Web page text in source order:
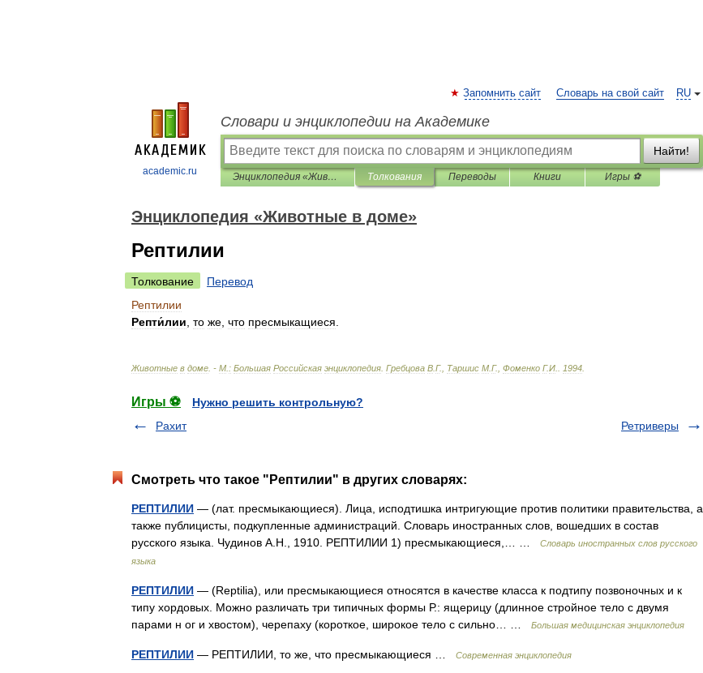
academic.ru
RU
Запомнить сайт Словарь на свой сайт
Словари и энциклопедии на Академике
Найти!
Энциклопедия «Животные в доме» Толкования Переводы Книги Игры ⚽
Энциклопедия «Животные в доме»
Рептилии
Толкование
Перевод
Рептилии
Репти́лии то же что пресмыкащиеся
Животные в доме . - М : Большая Российская энциклопедия Гребцова В Г., Таршис М Г., Фоменко Г.И 1994
Игры ⚽
Нужно решить контрольную?
Рахит
Ретриверы
Смотреть что такое "Рептилии" в других словарях:
РЕПТИЛИИ — (лат. пресмыкающиеся). Лица, исподтишка интригующие против политики правительства, а
также публицисты, подкупленные администраций. Словарь иностранных слов, вошедших в состав
русского языка. Чудинов А.Н., 1910. РЕПТИЛИИ 1) пресмыкающиеся,… …
Словарь иностранных слов русского
языка
РЕПТИЛИИ — (Reptilia), или пресмыкающиеся относятся в качестве класса к подтипу позвоночных и к
типу хордовых. Можно различать три типичных формы Р.: ящерицу (длинное стройное тело с двумя
парами н ог и хвостом), черепаху (короткое, широкое тело с сильно… …
Большая медицинская энциклопедия
РЕПТИЛИИ — РЕПТИЛИИ, то же, что пресмыкающиеся … Современная энциклопедия